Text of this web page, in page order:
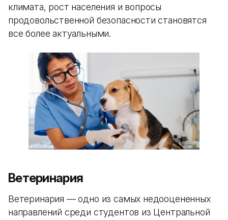
климата, рост населения и вопросы
продовольственной безопасности становятся
все более актуальными.
Ветеринария
Ветеринария — одно из самых недооцененных
направлений среди студентов из Центральной